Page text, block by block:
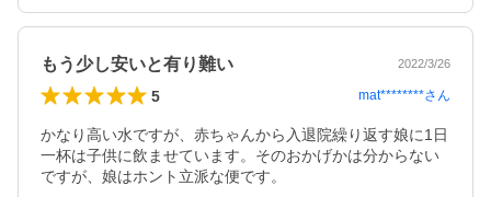
もう少し安いと有り難い 2022/3/26
5 mat********さん
かなり高い水ですが、赤ちゃんから入退院繰り返す娘に1日
一杯は子供に飲ませています。そのおかげかは分からない
ですが、娘はホント立派な便です。